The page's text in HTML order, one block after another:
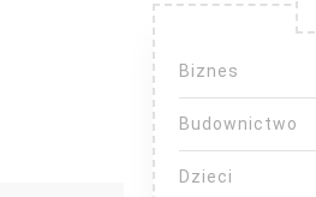
Biznes
Budownictwo
Dzieci